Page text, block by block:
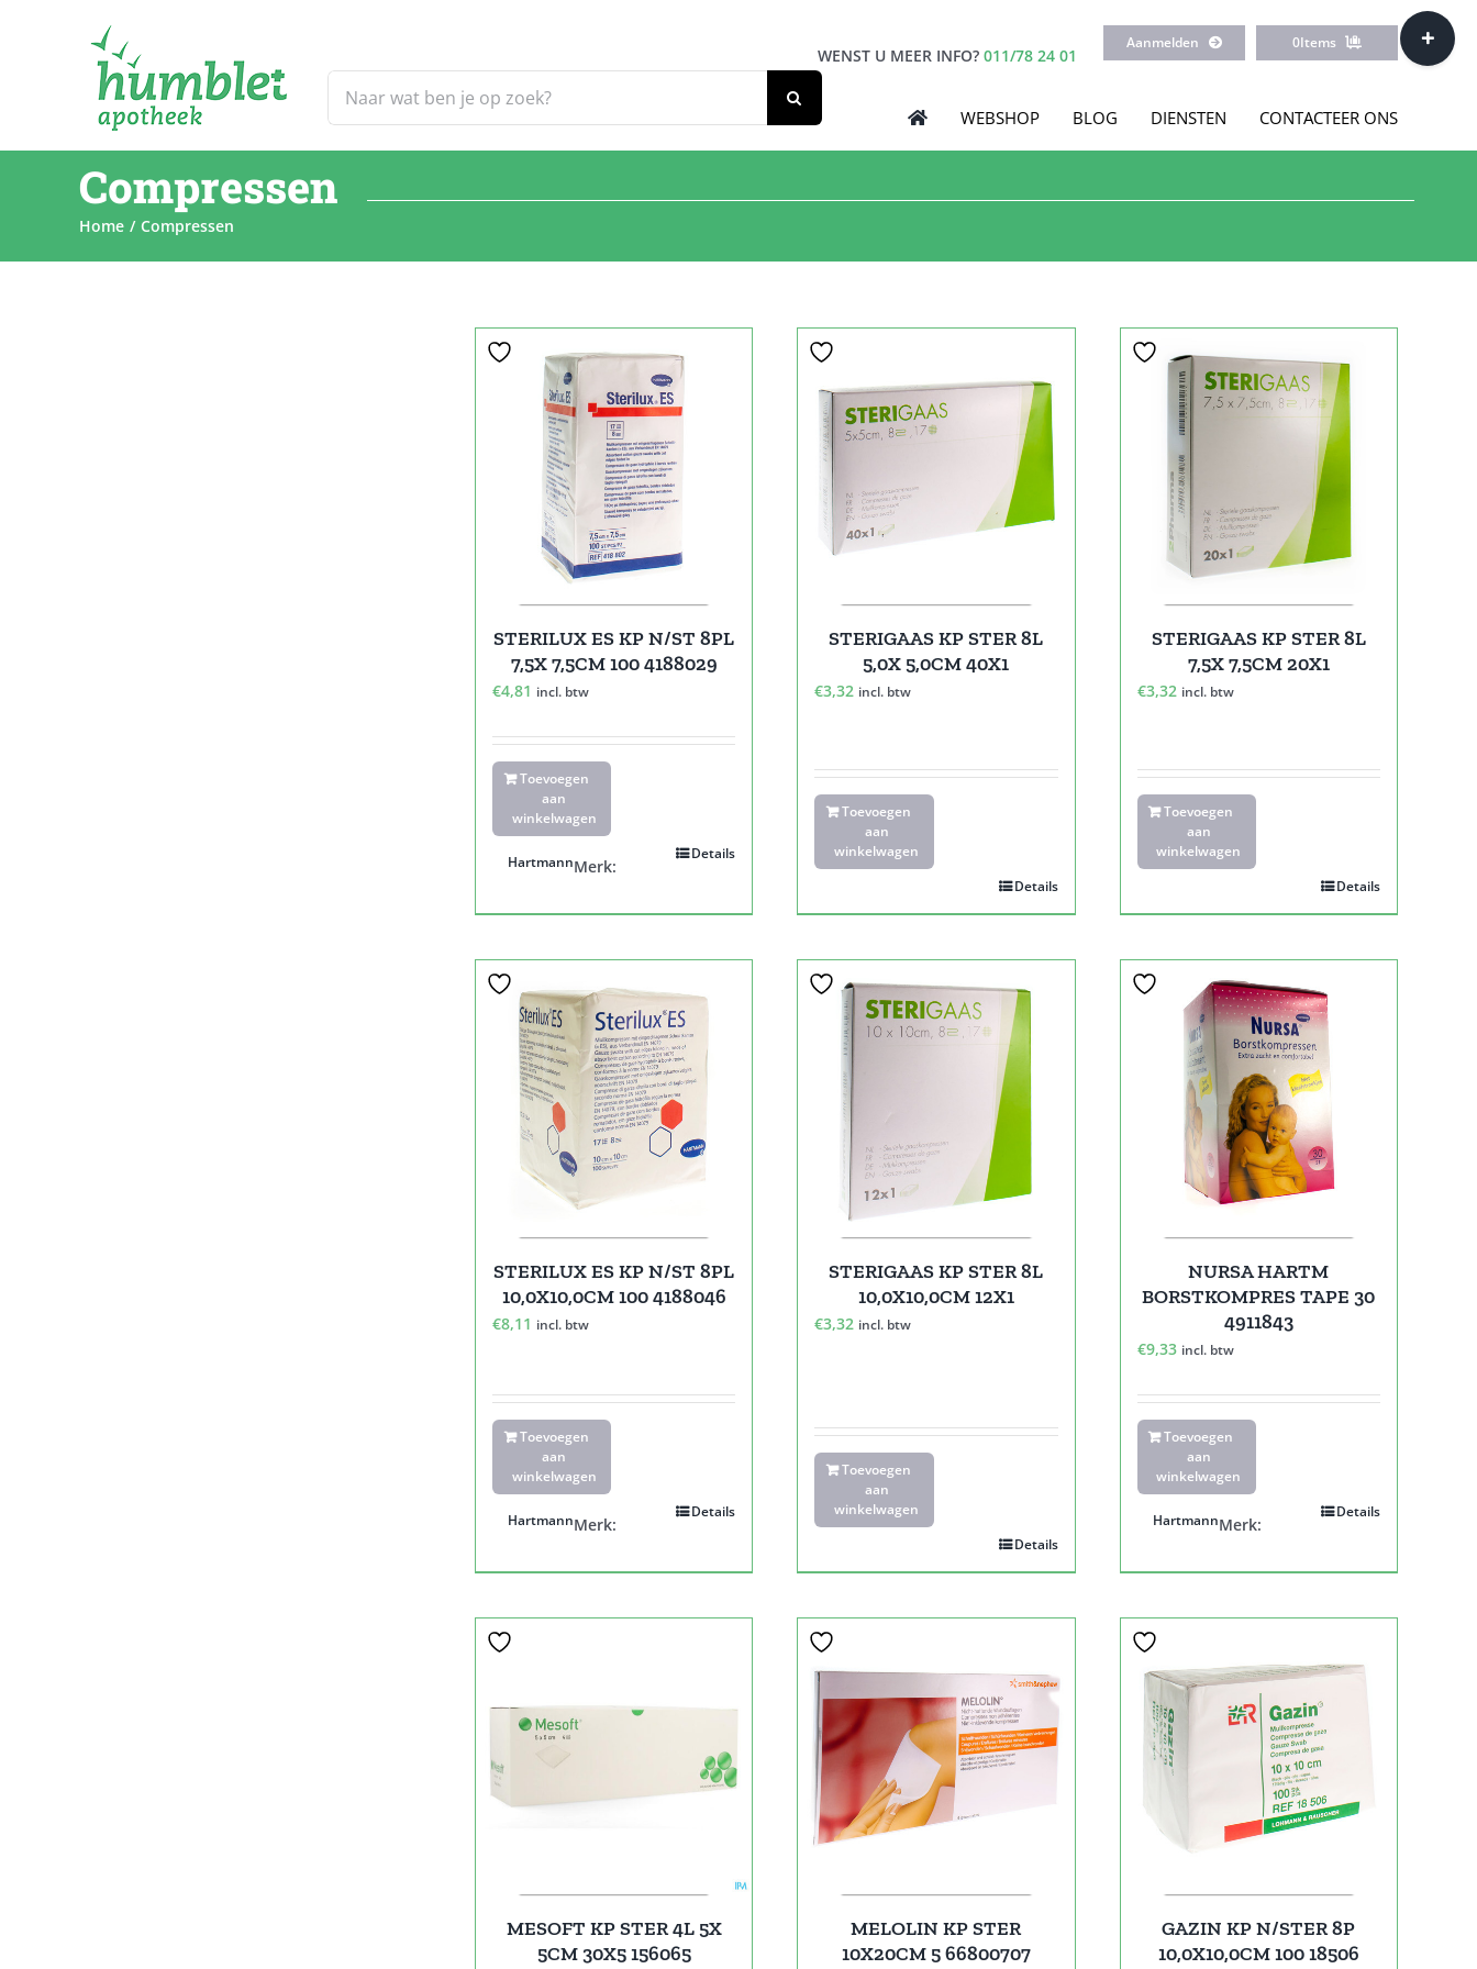
naar:
WENST U MEER INFO? 011/78 24 01
Aanmelden 0Items
WEBSHOP BLOG DIENSTEN CONTACTEER ONS
Compressen
Home Compressen
STERILUX ES KP N/ST 8PL
7,5X 7,5CM 100 4188029
€4,81 incl. btw
Toevoegen
aan
winkelwagen
Details
Merk:
Hartmann
STERIGAAS KP STER 8L
5,0X 5,0CM 40X1
€3,32 incl. btw
Toevoegen
aan
winkelwagen
Details
STERIGAAS KP STER 8L
7,5X 7,5CM 20X1
€3,32 incl. btw
Toevoegen
aan
winkelwagen
Details
STERILUX ES KP N/ST 8PL
10,0X10,0CM 100 4188046
€8,11 incl. btw
Toevoegen
aan
winkelwagen
Details
Merk:
Hartmann
STERIGAAS KP STER 8L
10,0X10,0CM 12X1
€3,32 incl. btw
Toevoegen
aan
winkelwagen
Details
NURSA HARTM
BORSTKOMPRES TAPE 30
4911843
€9,33 incl. btw
Toevoegen
aan
winkelwagen
Details
Merk:
Hartmann
MESOFT KP STER 4L 5X
5CM 30X5 156065
MELOLIN KP STER
10X20CM 5 66800707
GAZIN KP N/STER 8P
10,0X10,0CM 100 18506
Toggle
Sliding